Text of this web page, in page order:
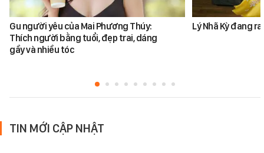
Gu người yêu của Mai Phương Thúy:
Thích người bằng tuổi, đẹp trai, dáng
gầy và nhiều tóc
Lý Nhã Kỳ đang
TIN MỚI CẬP NHẬT